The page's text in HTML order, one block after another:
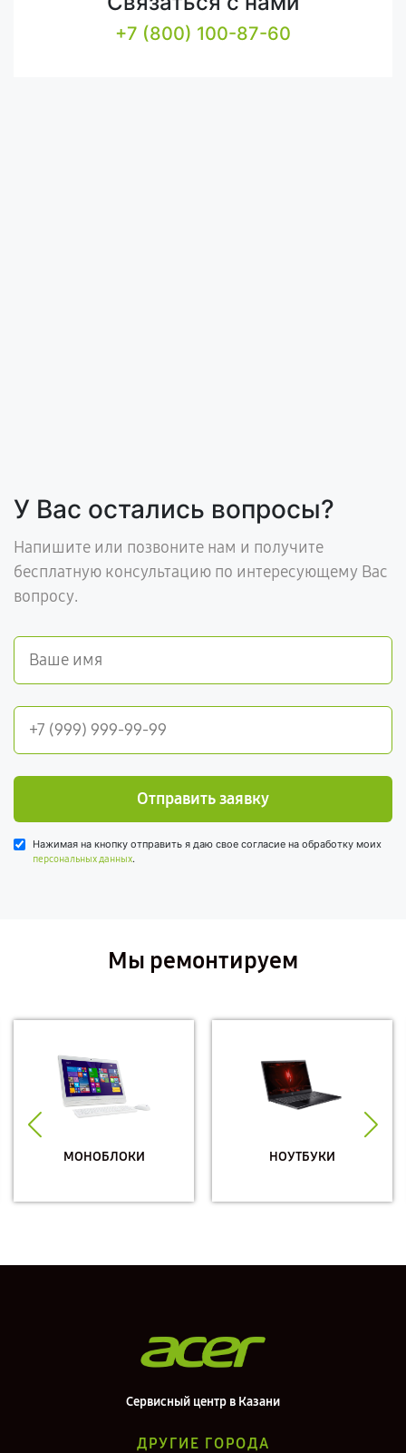
+7 (800) 100-87-60
У Вас остались вопросы?
Напишите или позвоните нам и получите
бесплатную консультацию по интересующему Вас
вопросу.
Отправить заявку
Нажимая на кнопку отправить я даю свое согласие на обработку моих
персональных данных.
Мы ремонтируем
МОНОБЛОКИ НОУТБУКИ
Сервисный центр в Казани
ДРУГИЕ ГОРОДА